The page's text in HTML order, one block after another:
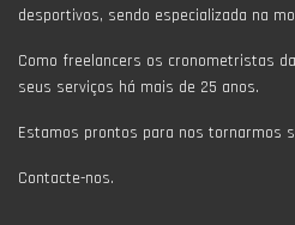
desportivos, sendo especializada na
Como freelancers os cronometristas
seus serviços há mais de 25 anos.
Estamos prontos para nos tornarmos
Contacte-nos.